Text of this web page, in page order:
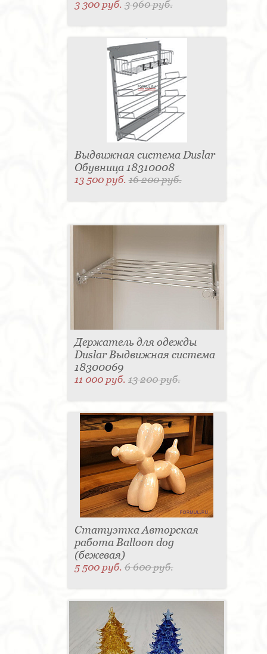
3 300 руб.3 960 руб.
Выдвижная система Duslar
Обувница 18310008
13 500 руб.16 200 руб.
Держатель для одежды
Duslar Выдвижная система
18300069
11 000 руб.13 200 руб.
Статуэтка Авторская
работа Balloon dog
(бежевая)
5 500 руб.6 600 руб.